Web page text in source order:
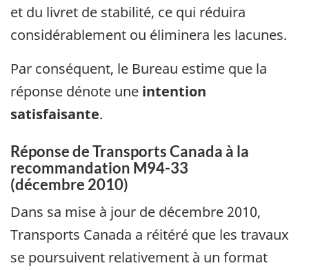
et du livret de stabilité, ce qui réduira
considérablement ou éliminera les lacunes.
Par conséquent, le Bureau estime que la
réponse dénote une intention
satisfaisante.
Réponse de Transports Canada à la
recommandation M94-33
(décembre 2010)
Dans sa mise à jour de décembre 2010,
Transports Canada a réitéré que les travaux
se poursuivent relativement à un format